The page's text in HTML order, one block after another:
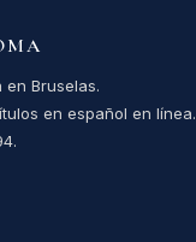
Bruselas.
en español en línea.